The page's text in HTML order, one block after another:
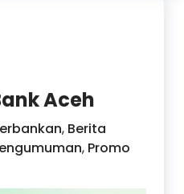
Aceh
, Berita
, Promo